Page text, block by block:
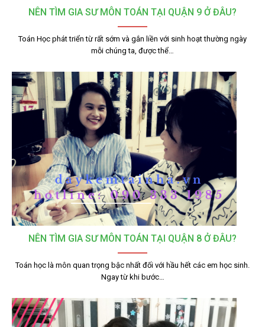
NÊN TÌM GIA SƯ MÔN TOÁN TẠI QUẬN 9 Ở ĐÂU?
Toán Học phát triển từ rất sớm và gắn liền với sinh hoạt thường ngày
mỗi chúng ta, được thể…
NÊN TÌM GIA SƯ MÔN TOÁN TẠI QUẬN 8 Ở ĐÂU?
Toán học là môn quan trọng bậc nhất đối với hầu hết các em học sinh.
Ngay từ khi bước…